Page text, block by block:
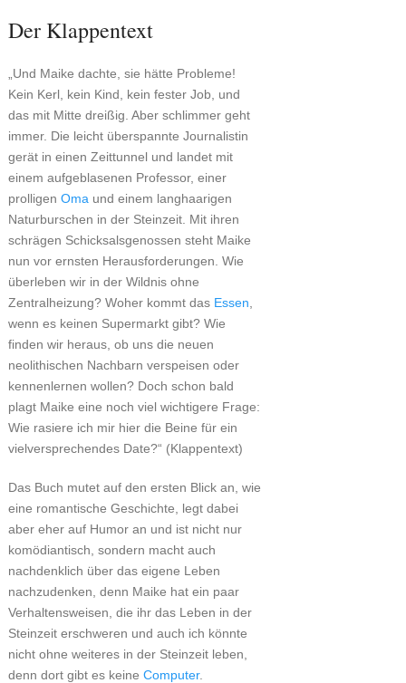
Der Klappentext
„Und Maike dachte, sie hätte Probleme!
Kein Kerl, kein Kind, kein fester Job, und
das mit Mitte dreißig. Aber schlimmer geht
immer. Die leicht überspannte Journalistin
gerät in einen Zeittunnel und landet mit
einem aufgeblasenen Professor, einer
prolligen Oma und einem langhaarigen
Naturburschen in der Steinzeit. Mit ihren
schrägen Schicksalsgenossen steht Maike
nun vor ernsten Herausforderungen. Wie
überleben wir in der Wildnis ohne
Zentralheizung? Woher kommt das Essen
wenn es keinen Supermarkt gibt? Wie
finden wir heraus, ob uns die neuen
neolithischen Nachbarn verspeisen oder
kennenlernen wollen? Doch schon bald
plagt Maike eine noch viel wichtigere Frage:
Wie rasiere ich mir hier die Beine für ein
vielversprechendes Date?“ (Klappentext)
Das Buch mutet auf den ersten Blick an, wie
eine romantische Geschichte, legt dabei
aber eher auf Humor an und ist nicht nur
komödiantisch, sondern macht auch
nachdenklich über das eigene Leben
nachzudenken, denn Maike hat ein paar
Verhaltensweisen, die ihr das Leben in der
Steinzeit erschweren und auch ich könnte
nicht ohne weiteres in der Steinzeit leben,
denn dort gibt es keine Computer.